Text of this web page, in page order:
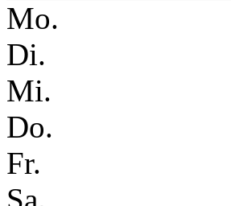
Mo.
Di.
Mi.
Do.
Fr.